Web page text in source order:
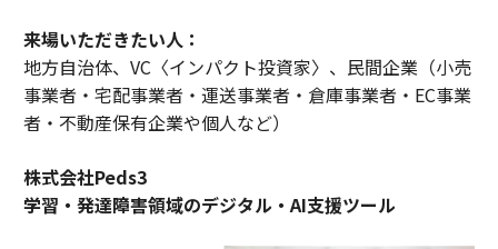
来場いただきたい人：
地方自治体、VC〈インパクト投資家〉、民間企業（小売
事業者・宅配事業者・運送事業者・倉庫事業者・EC事業
者・不動産保有企業や個人など）
株式会社Peds3
学習・発達障害領域のデジタル・AI支援ツール